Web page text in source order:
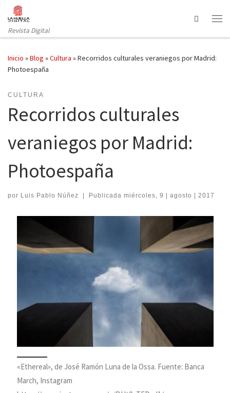
Saltar al contenido
Revista Digital
Search
Inicio »Blog »Cultura »Recorridos culturales veraniegos por Madrid:
Photoespaña
CULTURA
Recorridos culturales
veraniegos por Madrid:
Photoespaña
por Luis Pablo Núñez | Publicada miércoles, 9 | agosto | 2017
«Ethereal», de José Ramón Luna de la Ossa. Fuente: Banca
March, Instagram